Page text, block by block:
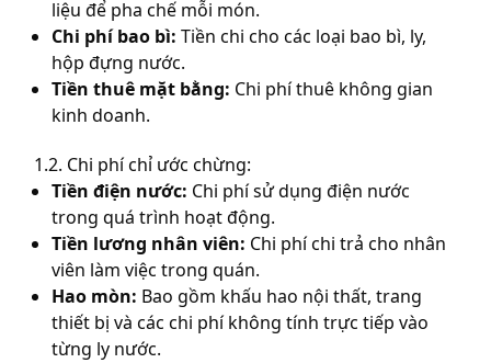
liệu để pha chế mỗi món.
Chi phí bao bì: Tiền chi cho các loại bao bì, ly,
hộp đựng nước.
Tiền thuê mặt bằng: Chi phí thuê không gian
kinh doanh.
1.2. Chi phí chỉ ước chừng:
Tiền điện nước: Chi phí sử dụng điện nước
trong quá trình hoạt động.
Tiền lương nhân viên: Chi phí chi trả cho nhân
viên làm việc trong quán.
Hao mòn: Bao gồm khấu hao nội thất, trang
thiết bị và các chi phí không tính trực tiếp vào
từng ly nước.